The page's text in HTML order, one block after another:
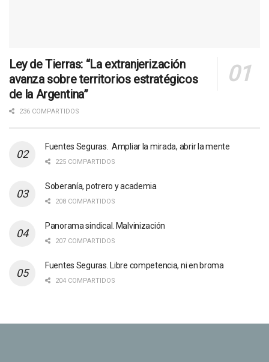
Ley de Tierras: “La extranjerización
avanza sobre territorios estratégicos
de la Argentina”
236 COMPARTIDOS
Fuentes Seguras. Ampliar la mirada, abrir la mente
225 COMPARTIDOS
Soberanía, potrero y academia
208 COMPARTIDOS
Panorama sindical. Malvinización
207 COMPARTIDOS
Fuentes Seguras. Libre competencia, ni en broma
204 COMPARTIDOS